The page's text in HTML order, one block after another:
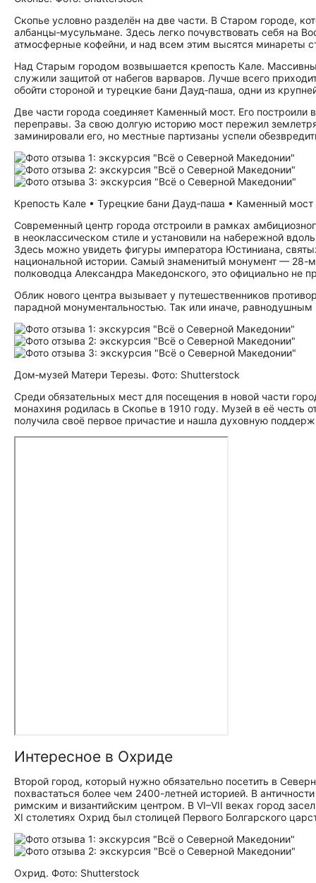
Скопье условно разделён на две части. В Старом городе,
албанцы‑мусульмане. Здесь легко почувствовать себя на
атмосферные кофейни, и над всем этим высятся минареты
Над Старым городом возвышается крепость Кале.
служили защитой от набегов варваров. Лучше всего
обойти стороной и турецкие бани Дауд‑паша, одни из
Две части города соединяет Каменный мост. Его
переправы. За свою долгую историю мост пережил
заминировали его, но местные партизаны успели
Крепость Кале • Турецкие бани Дауд‑паша • Каменный
Современный центр города отстроили в рамках
в неоклассическом стиле и установили на набережной
Здесь можно увидеть фигуры императора Юстиниана,
национальной истории. Самый знаменитый монумент — 28-
полководца Александра Македонского, это официально не
Облик нового центра вызывает у путешественников
парадной монументальностью. Так или иначе, равнодушным
Дом‑музей Матери Терезы. Фото: Shutterstock
Среди обязательных мест для посещения в новой части
монахиня родилась в Скопье в 1910 году. Музей в её честь
получила своё первое причастие и нашла духовную
Интересное в Охриде
Второй город, который нужно обязательно посетить в
похвастаться более чем 2400-летней историей. В
римским и византийским центром. В VI–VII веках город
XI столетиях Охрид был столицей Первого Болгарского
Охрид. Фото: Shutterstock